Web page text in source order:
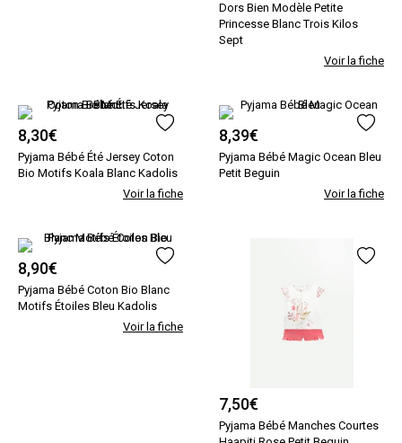
Dors Bien Modèle Petite
Princesse Blanc Trois Kilos
Sept
Voir la fiche
8,30€
Pyjama Bébé Été Jersey Coton
Bio Motifs Koala Blanc Kadolis
Voir la fiche
8,39€
Pyjama Bébé Magic Ocean Bleu
Petit Beguin
Voir la fiche
8,90€
Pyjama Bébé Coton Bio Blanc
Motifs Étoiles Bleu Kadolis
Voir la fiche
7,50€
Pyjama Bébé Manches Courtes